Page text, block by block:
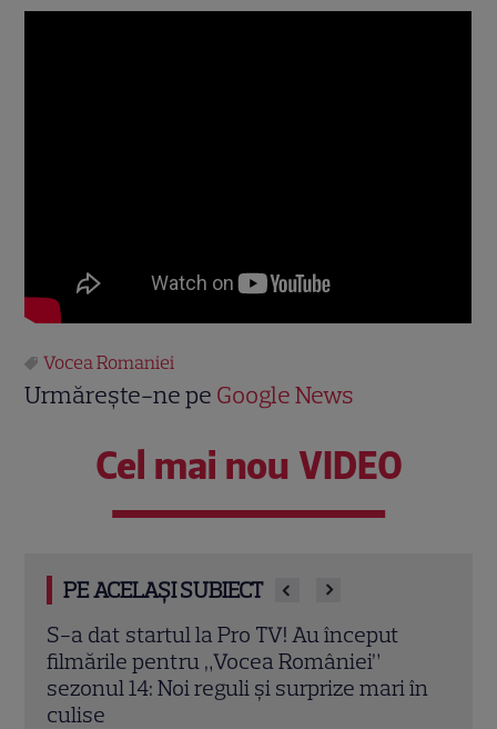
Vocea Romaniei
Urmărește-ne pe Google News
Cel mai nou VIDEO
PE ACELAȘI SUBIECT
Pavel Bartoș rupe tăcerea: Sunt sau nu
regizate emisiunile „Vocea României” și
„Românii au talent”?. „Eu știu adevărul
meu!”